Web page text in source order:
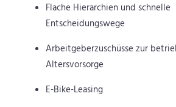
Flache Hierarchien und schnelle
Entscheidungswege
Arbeitgeberzuschüsse zur
Altersvorsorge
E-Bike-Leasing